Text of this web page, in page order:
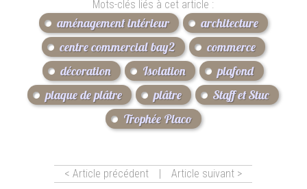
Mots-clés liés à cet article :
aménagement intérieur
architecture
centre commercial bay2
commerce
décoration
Isolation
plafond
plaque de plâtre
plâtre
Staff et Stuc
Trophée Placo
< Article précédent | Article suivant >